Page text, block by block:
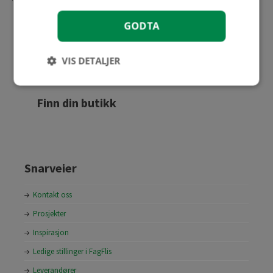
Følg oss
Finn din butikk
Snarveier
Kontakt oss
Prosjekter
Inspirasjon
Ledige stillinger i FagFlis
Leverandører
GODTA
VIS DETALJER